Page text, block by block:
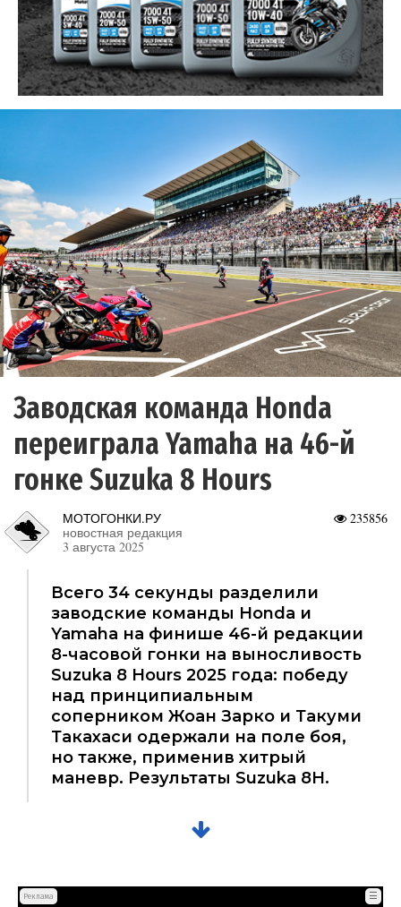
Заводская команда Honda
переиграла Yamaha на 46-й
гонке Suzuka 8 Hours
235856
МОТОГОНКИ.РУ
новостная редакция
3 августа 2025
Всего 34 секунды разделили
заводские команды Honda и
Yamaha на финише 46-й редакции
8-часовой гонки на выносливость
Suzuka 8 Hours 2025 года: победу
над принципиальным
соперником Жоан Зарко и Такуми
Такахаси одержали на поле боя,
но также, применив хитрый
маневр. Результаты Suzuka 8H.
Реклама ☰